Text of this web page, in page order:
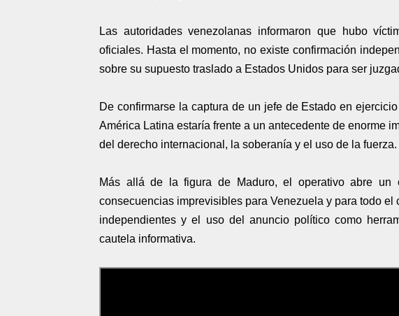
Las autoridades venezolanas informaron que hubo
oficiales. Hasta el momento, no existe confirmación
sobre su supuesto traslado a Estados Unidos para ser
De confirmarse la captura de un jefe de Estado en
América Latina estaría frente a un antecedente de enorme
del derecho internacional, la soberanía y el uso de la fuerza.
Más allá de la figura de Maduro, el operativo abre un
consecuencias imprevisibles para Venezuela y para todo
independientes y el uso del anuncio político como
cautela informativa.